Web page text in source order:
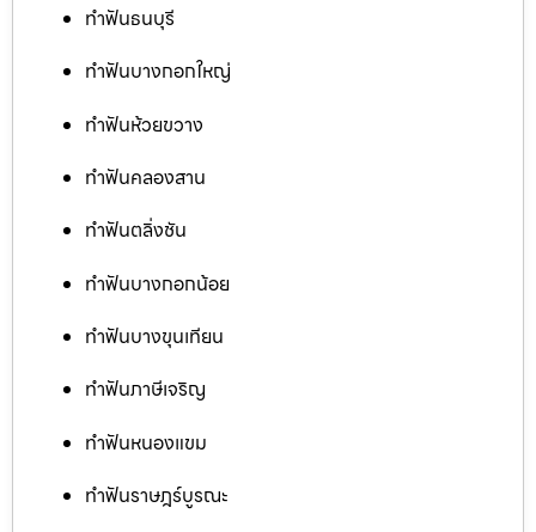
ทำฟันธนบุรี
ทำฟันบางกอกใหญ่
ทำฟันห้วยขวาง
ทำฟันคลองสาน
ทำฟันตลิ่งชัน
ทำฟันบางกอกน้อย
ทำฟันบางขุนเทียน
ทำฟันภาษีเจริญ
ทำฟันหนองแขม
ทำฟันราษฎร์บูรณะ